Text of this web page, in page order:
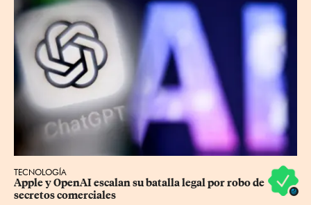
TECNOLOGÍA
Apple y OpenAI escalan su batalla legal por robo de
secretos comerciales